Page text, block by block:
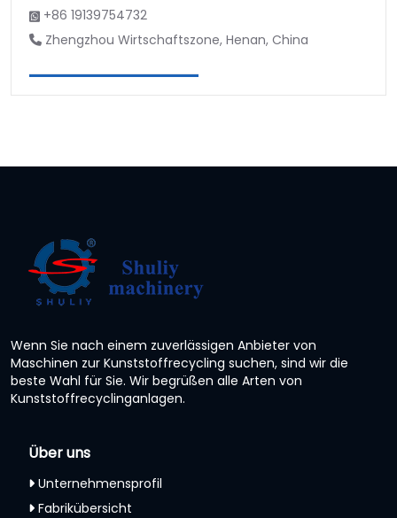
+86 19139754732
Zhengzhou Wirtschaftszone, Henan, China
Wenn Sie nach einem zuverlässigen Anbieter von
Maschinen zur Kunststoffrecycling suchen, sind wir die
beste Wahl für Sie. Wir begrüßen alle Arten von
Kunststoffrecyclinganlagen.
Über uns
Unternehmensprofil
Fabrikübersicht